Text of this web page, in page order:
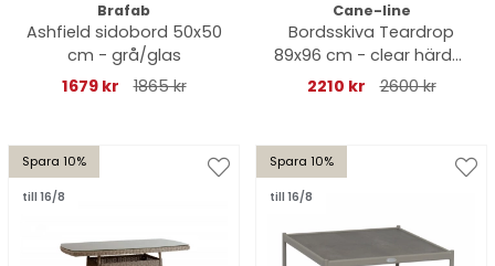
Brafab
Ashfield sidobord 50x50
cm - grå/glas
1679 kr
1865 kr
Cane-line
Bordsskiva Teardrop
89x96 cm - clear härdat
glas
2210 kr 2600 kr
Spara 10%
till 16/8
Spara 10%
till 16/8